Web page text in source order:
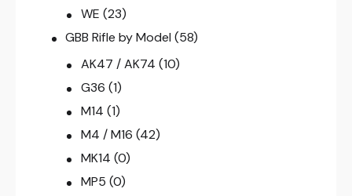
WE (23)
GBB Rifle by Model (58)
AK47 / AK74 (10)
G36 (1)
M14 (1)
M4 / M16 (42)
MK14 (0)
MP5 (0)